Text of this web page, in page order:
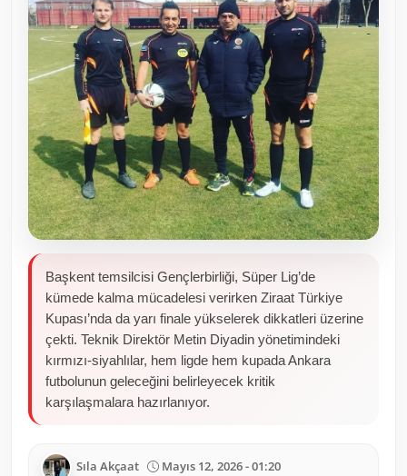
Resmi Reklamlar
Başkent temsilcisi Gençlerbirliği, Süper Lig’de
kümede kalma mücadelesi verirken Ziraat Türkiye
Kupası’nda da yarı finale yükselerek dikkatleri üzerine
çekti. Teknik Direktör Metin Diyadin yönetimindeki
kırmızı-siyahlılar, hem ligde hem kupada Ankara
futbolunun geleceğini belirleyecek kritik
karşılaşmalara hazırlanıyor.
Sıla Akçaat Mayıs 12, 2026 - 01:20